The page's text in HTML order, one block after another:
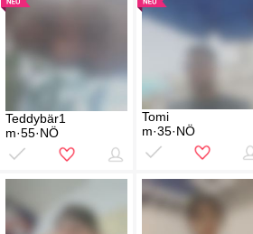
Teddybär1
m·55·NÖ
Tomi
m·35·NÖ